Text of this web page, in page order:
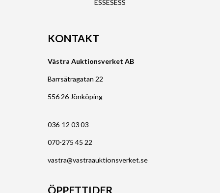
ESSESESS
KONTAKT
Västra Auktionsverket AB
Barrsätragatan 22
556 26 Jönköping
036-12 03 03
070-275 45 22
vastra@vastraauktionsverket.se
ÖPPETTIDER